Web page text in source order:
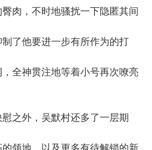
，不时地骚扰一下隐匿其间
了他要进一步有所作为的打
全神贯注地等着小号再次嘹亮
外，吴默村还多了一层期
领地，以及更多有待解锁的新